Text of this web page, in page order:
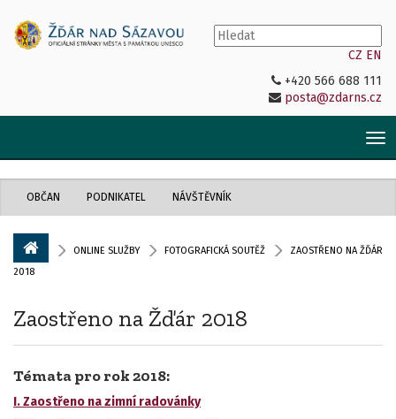
CZ EN
+420 566 688 111
posta@zdarns.cz
OBČAN PODNIKATEL NÁVŠTĚVNÍK
ONLINE SLUŽBY FOTOGRAFICKÁ SOUTĚŽ
ZAOSTŘENO NA ŽĎÁR
2018
Zaostřeno na Žďár 2018
Témata pro rok 2018:
I. Zaostřeno na zimní radovánky